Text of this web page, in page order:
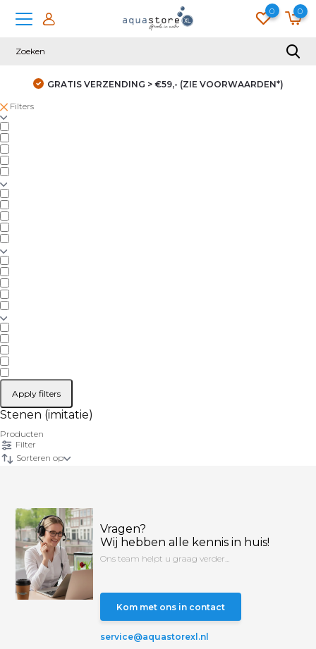
0 0
GRATIS VERZENDING > €59,- (ZIE VOORWAARDEN*)
Filters
Apply filters
Stenen (imitatie)
Producten
Filter
Sorteren op
Vragen?
Wij hebben alle kennis in huis!
Ons team helpt u graag verder...
Kom met ons in contact
service@aquastorexl.nl